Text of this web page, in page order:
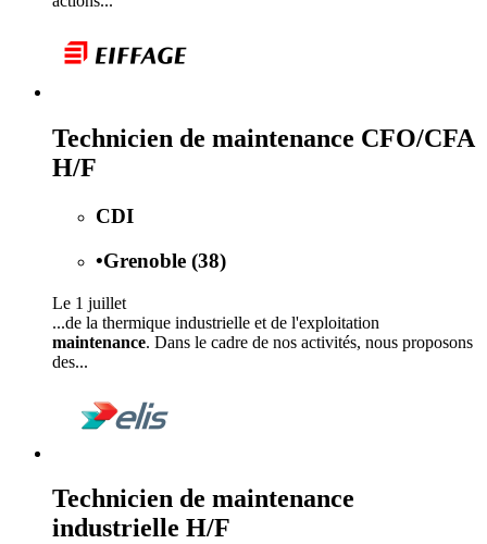
Technicien de maintenance CFO/CFA
H/F
CDI
•Grenoble (38)
Le 1 juillet
...de la thermique industrielle et de l'exploitation
maintenance. Dans le cadre de nos activités, nous proposons
des...
Technicien de maintenance
industrielle H/F